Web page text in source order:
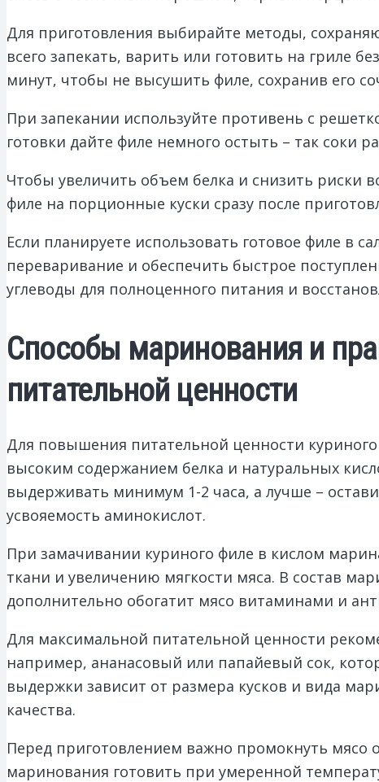
Для приготовления выбирайте методы,
всего запекать, варить или готовить на гриле
минут, чтобы не высушить филе, сохранив его
При запекании используйте противень с
готовки дайте филе немного остыть – так соки
Чтобы увеличить объем белка и снизить риски
филе на порционные куски сразу после
Если планируете использовать готовое филе в
переваривание и обеспечить быстрое
углеводы для полноценного питания и
Способы маринования и
питательной ценности
Для повышения питательной ценности
высоким содержанием белка и натуральных
выдерживать минимум 1-2 часа, а лучше –
усвояемость аминокислот.
При замачивании куриного филе в кислом
ткани и увеличению мягкости мяса. В состав
дополнительно обогатит мясо витаминами и
Для максимальной питательной ценности
например, ананасовый или папайевый сок,
выдержки зависит от размера кусков и вида
качества.
Перед приготовлением важно промокнуть
маринования готовить при умеренной